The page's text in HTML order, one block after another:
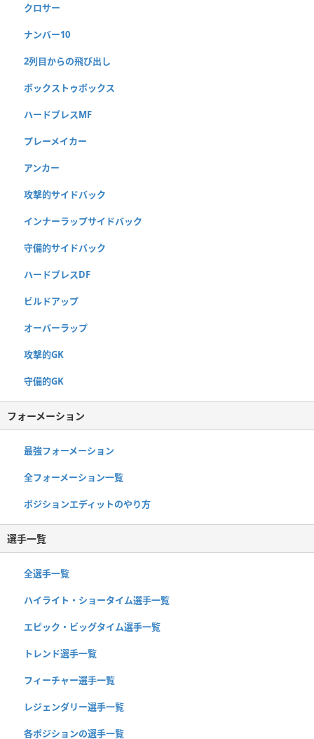
クロサー
ナンバー10
2列目からの飛び出し
ボックストゥボックス
ハードプレスMF
プレーメイカー
アンカー
攻撃的サイドバック
インナーラップサイドバック
守備的サイドバック
ハードプレスDF
ビルドアップ
オーバーラップ
攻撃的GK
守備的GK
フォーメーション
最強フォーメーション
全フォーメーション一覧
ポジションエディットのやり方
選手一覧
全選手一覧
ハイライト・ショータイム選手一覧
エピック・ビッグタイム選手一覧
トレンド選手一覧
フィーチャー選手一覧
レジェンダリー選手一覧
各ポジションの選手一覧